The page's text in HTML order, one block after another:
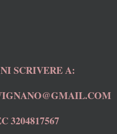
SCRIVERE A:
3204817567